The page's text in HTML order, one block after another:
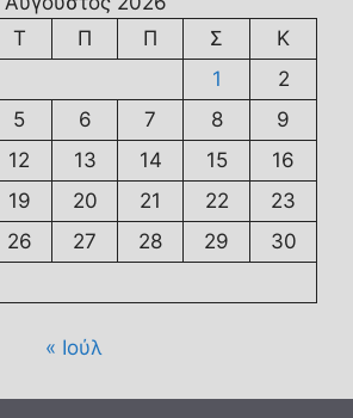
Τ Π Π Σ
Κ
1
2
5 6 7 8
9
12 13 14 15
16
19 20 21 22
23
26 27 28 29
30
« Ιούλ